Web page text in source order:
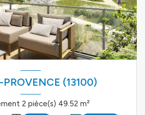
(13100)
Appartement 2 pièce(s) 49.52 m²